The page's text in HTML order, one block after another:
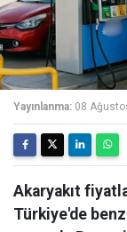
Yayınlanma: 08
Akaryakıt
Türkiye'de